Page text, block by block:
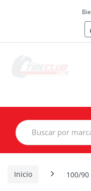
Search
for:
Inicio 100/90